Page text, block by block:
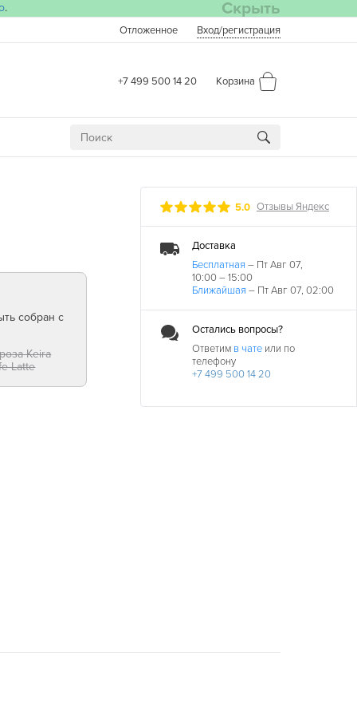
. Скрыть
Отложенное Вход/регистрация
+7 499 500 14 20 Корзина
собран с
Keira
Latte
5.0 Отзывы Яндекс
Доставка
Бесплатная – Пт Авг 07,
10:00 – 15:00
Ближайшая – Пт Авг 07, 02:00
Остались вопросы?
Ответим в чате или по
телефону
+7 499 500 14 20